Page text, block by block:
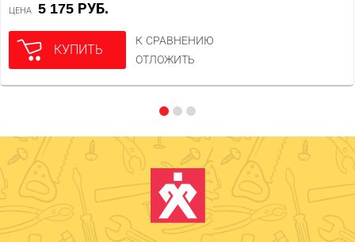
ЦЕНА 5 175 РУБ.
КУПИТЬ
К СРАВНЕНИЮ
ОТЛОЖИТЬ